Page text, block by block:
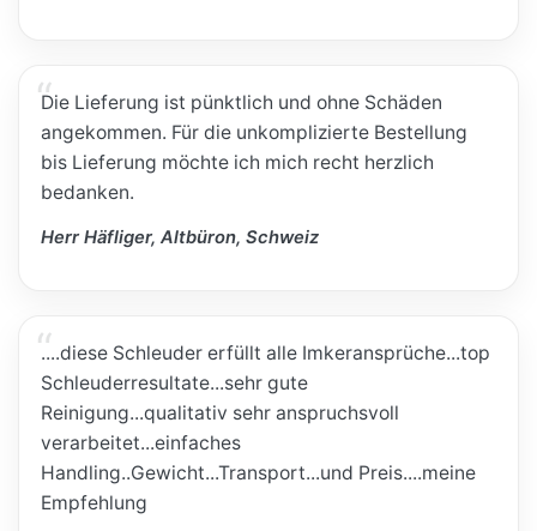
Die Lieferung ist pünktlich und ohne Schäden
angekommen. Für die unkomplizierte Bestellung
bis Lieferung möchte ich mich recht herzlich
bedanken.
Herr Häfliger, Altbüron, Schweiz
....diese Schleuder erfüllt alle Imkeransprüche...top
Schleuderresultate...sehr gute
Reinigung...qualitativ sehr anspruchsvoll
verarbeitet...einfaches
Handling..Gewicht...Transport...und Preis....meine
Empfehlung